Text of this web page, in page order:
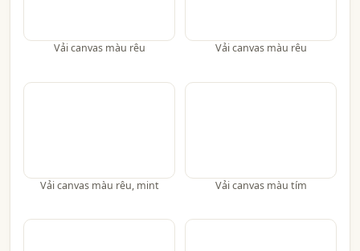
Vải canvas màu rêu Vải canvas màu rêu
Vải canvas màu rêu, mint Vải canvas màu tím